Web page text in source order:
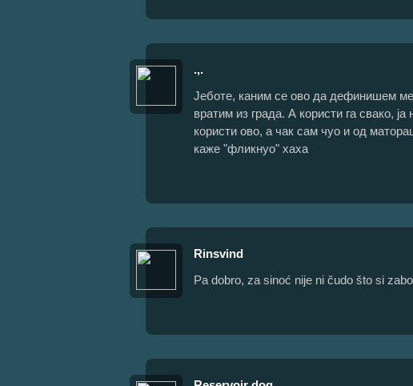
.,.
Јеботе, каним се ово да дефинишем
вратим из града. А користи га свако,
користи ово, а чак сам чуо и од
каже "фликнуо" хаха
Rinsvind
Pa dobro, za sinoć nije ni čudo što si